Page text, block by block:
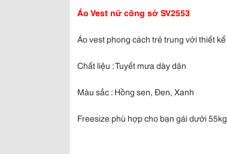
Áo Vest nữ công sở SV2553
Áo vest phong cách trẻ trung với thiết
Chất liệu : Tuyết mưa dày dặn
Màu sắc : Hồng sen, Đen, Xanh
Freesize phù hợp cho bạn gái dưới